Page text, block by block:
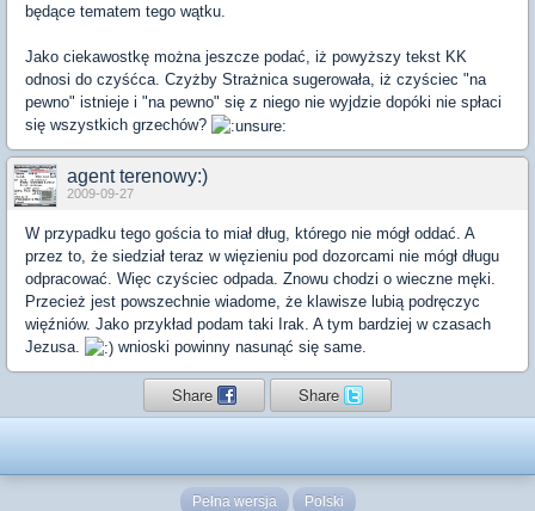
będące tematem tego wątku.
Jako ciekawostkę można jeszcze podać, iż powyższy tekst KK
odnosi do czyśćca. Czyżby Strażnica sugerowała, iż czyściec "na
pewno" istnieje i "na pewno" się z niego nie wyjdzie dopóki nie spłaci
się wszystkich grzechów?
agent terenowy:)
2009-09-27
W przypadku tego gościa to miał dług, którego nie mógł oddać. A
przez to, że siedział teraz w więzieniu pod dozorcami nie mógł długu
odpracować. Więc czyściec odpada. Znowu chodzi o wieczne męki.
Przecież jest powszechnie wiadome, że klawisze lubią podręczyc
więźniów. Jako przykład podam taki Irak. A tym bardziej w czasach
Jezusa.
wnioski powinny nasunąć się same.
Share Share
Pełna wersja Polski